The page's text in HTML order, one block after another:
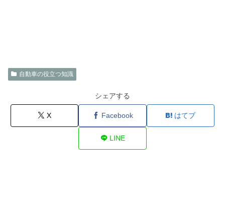
自動車の役立つ知識
シェアする
X Facebook はてブ
LINE